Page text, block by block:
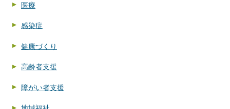
医療
感染症
健康づくり
高齢者支援
障がい者支援